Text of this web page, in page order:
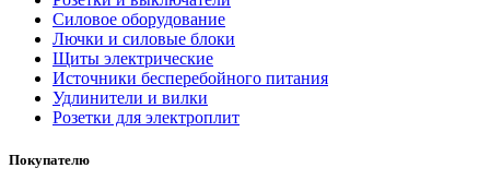
Силовое оборудование
Лючки и силовые блоки
Щиты электрические
Источники бесперебойного питания
Удлинители и вилки
Розетки для электроплит
Покупателю